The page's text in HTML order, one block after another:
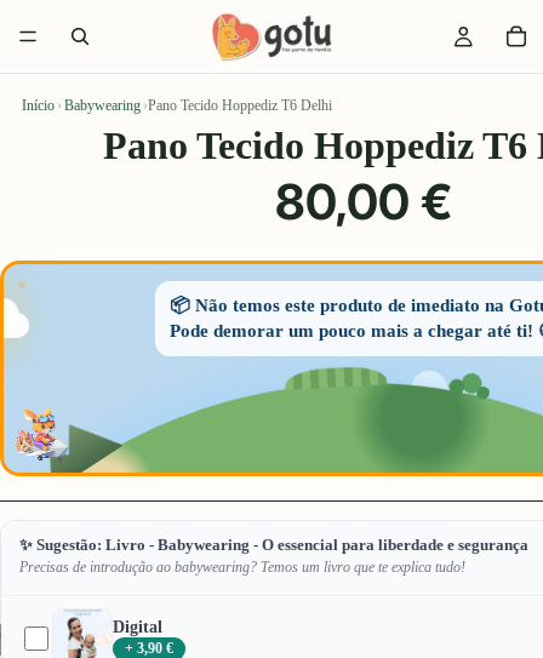
Início › Babywearing ›Pano Tecido Hoppediz T6 Delhi
Pano Tecido Hoppediz T6
80,00 €
📦 Não temos este produto de imediato na
Pode demorar um pouco mais a chegar até ti!
✨ Sugestão: Livro - Babywearing - O essencial para liberdade e segurança
Precisas de introdução ao babywearing? Temos um livro que te explica tudo!
Digital
+ 3,90 €